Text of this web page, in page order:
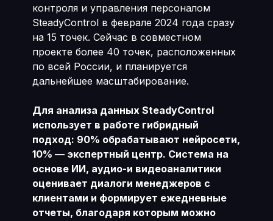
контроля и управления персоналом
SteadyControl в феврале 2024 года сразу
на 15 точек. Сейчас в совместном
проекте более 40 точек, расположенных
по всей России, и планируется
дальнейшее масштабирование.
Для анализа данных SteadyControl
использует в работе гибридный
подход: 90% обрабатывают нейросети,
10% — экспертный центр. Система на
основе ИИ, аудио-и видеоаналитики
оценивает диалоги менеджеров с
клиентами и формирует ежедневные
отчеты, благодаря которым можно